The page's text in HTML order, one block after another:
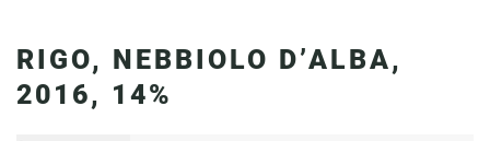
RIGO, NEBBIOLO D’ALBA,
2016, 14%